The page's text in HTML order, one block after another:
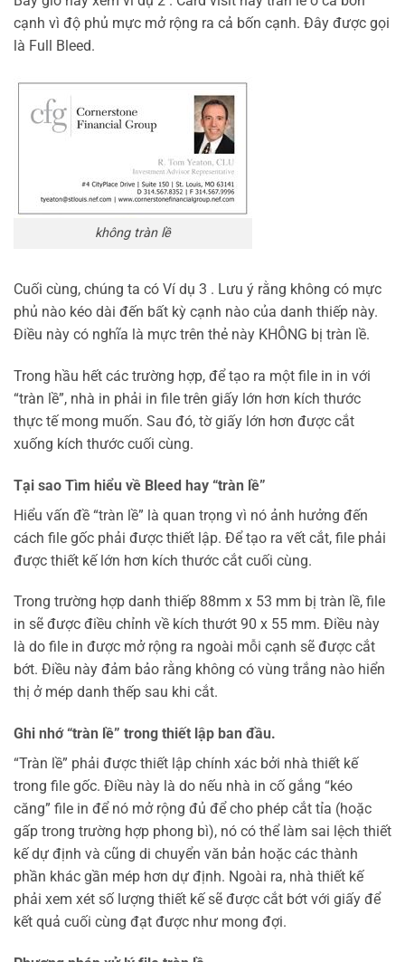
cạnh vì độ phủ mực mở rộng ra cả bốn cạnh. Đây được gọi
là Full Bleed.
không tràn lề
Cuối cùng, chúng ta có Ví dụ 3 . Lưu ý rằng không có mực
phủ nào kéo dài đến bất kỳ cạnh nào của danh thiếp này.
Điều này có nghĩa là mực trên thẻ này KHÔNG bị tràn lề.
Trong hầu hết các trường hợp, để tạo ra một file in in với
“tràn lề”, nhà in phải in file trên giấy lớn hơn kích thước
thực tế mong muốn. Sau đó, tờ giấy lớn hơn được cắt
xuống kích thước cuối cùng.
Tại sao Tìm hiểu về Bleed hay “tràn lề”
Hiểu vấn đề “tràn lề” là quan trọng vì nó ảnh hưởng đến
cách file gốc phải được thiết lập. Để tạo ra vết cắt, file phải
được thiết kế lớn hơn kích thước cắt cuối cùng.
Trong trường hợp danh thiếp 88mm x 53 mm bị tràn lề, file
in sẽ được điều chỉnh về kích thướt 90 x 55 mm. Điều này
là do file in được mở rộng ra ngoài mỗi cạnh sẽ được cắt
bớt. Điều này đảm bảo rằng không có vùng trắng nào hiển
thị ở mép danh thếp sau khi cắt.
Ghi nhớ “tràn lề” trong thiết lập ban đầu.
“Tràn lề” phải được thiết lập chính xác bởi nhà thiết kế
trong file gốc. Điều này là do nếu nhà in cố gắng “kéo
căng” file in để nó mở rộng đủ để cho phép cắt tỉa (hoặc
gấp trong trường hợp phong bì), nó có thể làm sai lệch thiết
kế dự định và cũng di chuyển văn bản hoặc các thành
phần khác gần mép hơn dự định. Ngoài ra, nhà thiết kế
phải xem xét số lượng thiết kế sẽ được cắt bớt với giấy để
kết quả cuối cùng đạt được như mong đợi.